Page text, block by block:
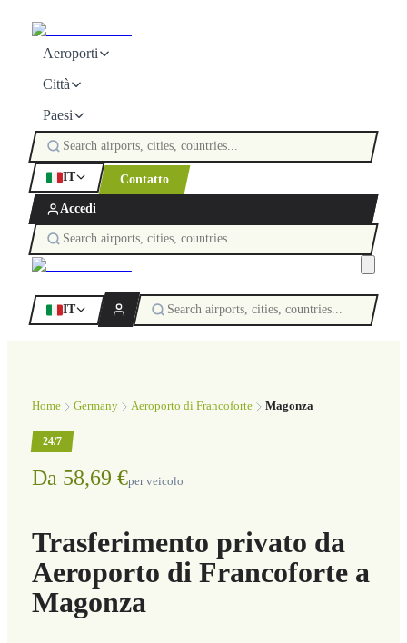
Aeroporti
Città
Paesi
IT Contatto
Accedi
IT
Home Germany Aeroporto di Francoforte Magonza
24/7
Da 58,69 €per veicolo
Trasferimento privato da
Aeroporto di Francoforte a
Magonza